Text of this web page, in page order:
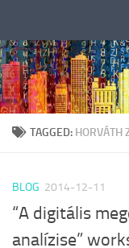
TAGGED: HORVÁTH
BLOG 2014-12-11
“A digitális
analízise”